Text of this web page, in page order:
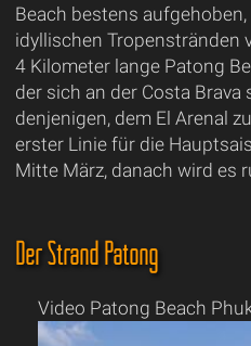
Beach bestens
idyllischen Tropenstränden
4 Kilometer lange Patong
der sich an der Costa
denjenigen, dem El Arenal
erster Linie für die
Mitte März, danach wird es
Der Strand Patong
Video Patong Beach